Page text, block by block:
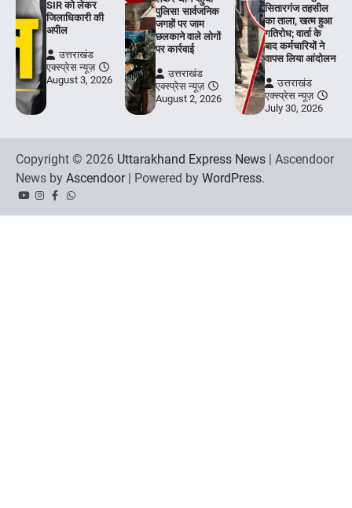
SIR को लेकर
जिलाधिकारी की
अपील
उत्तराखंड
एक्स्प्रेस न्यूज़
August 3, 2026
पुलिस! सार्वजनिक
जगहों पर जाम
छलकाने वाले लोगों
पर कार्रवाई
उत्तराखंड
एक्स्प्रेस न्यूज़
August 2, 2026
सितारगंज तहसील
का ताला, खत्म हुआ
गतिरोध; वार्ता के
बाद कर्मचारियों ने
वापस लिया आंदोलन
उत्तराखंड
एक्स्प्रेस न्यूज़
July 30, 2026
Copyright © 2026 Uttarakhand Express News | Ascendoor
News by Ascendoor| Powered by WordPress.
YouTubeInstagram
Facebook
Whatsapp